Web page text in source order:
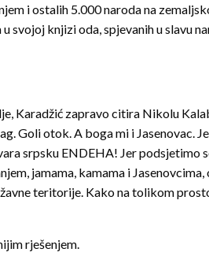
i ostalih 5.000 naroda na
knjizi oda, spjevanih u slavu
Karadžić zapravo citira Nikolu
Goli otok. A boga mi i Jasenovac.
srpsku ENDEHA! Jer podsjetimo
jamama, kamama i
teritorije. Kako na tolikom
rješenjem.